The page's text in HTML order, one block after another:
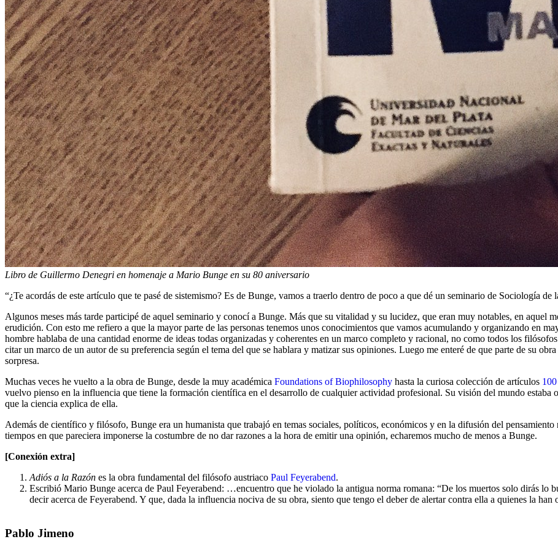
Libro de Guillermo Denegri en homenaje a Mario Bunge en su 80 aniversario
“¿Te acordás de este artículo que te pasé de sistemismo? Es de Bunge, vamos a traerlo dentro de poco a que dé un seminario de Sociología
Algunos meses más tarde participé de aquel seminario y conocí a Bunge. Más que su vitalidad y su lucidez, que eran muy notables, en aquel
erudición. Con esto me refiero a que la mayor parte de las personas tenemos unos conocimientos que vamos acumulando y organizando en
hombre hablaba de una cantidad enorme de ideas todas organizadas y coherentes en un marco completo y racional, no como todos los
citar un marco de un autor de su preferencia según el tema del que se hablara y matizar sus opiniones. Luego me enteré de que parte de su
sorpresa.
Muchas veces he vuelto a la obra de Bunge, desde la muy académica Foundations of Biophilosophy hasta la curiosa colección de artículos
vuelvo pienso en la influencia que tiene la formación científica en el desarrollo de cualquier actividad profesional. Su visión del mundo estaba
que la ciencia explica de ella.
Además de científico y filósofo, Bunge era un humanista que trabajó en temas sociales, políticos, económicos y en la difusión del
tiempos en que pareciera imponerse la costumbre de no dar razones a la hora de emitir una opinión, echaremos mucho de menos a Bunge.
[Conexión extra]
Adiós a la Razón es la obra fundamental del filósofo austriaco Paul Feyerabend.
Escribió Mario Bunge acerca de Paul Feyerabend: …encuentro que he violado la antigua norma romana: “De los muertos solo dirás lo
decir acerca de Feyerabend. Y que, dada la influencia nociva de su obra, siento que tengo el deber de alertar contra ella a quienes la
Pablo Jimeno